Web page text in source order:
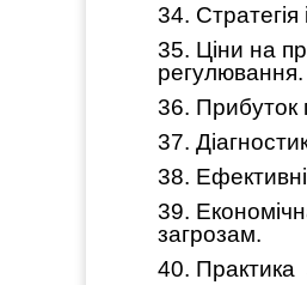
34.
35. Ціни на
регулювання.
36. Прибуток
37.
38.
39.
загрозам.
40. Практика